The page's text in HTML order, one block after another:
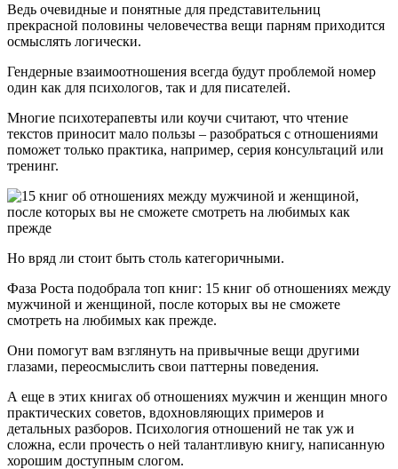
Ведь очевидные и понятные для представительниц
прекрасной половины человечества вещи парням приходится
осмыслять логически.
Гендерные взаимоотношения всегда будут проблемой номер
один как для психологов, так и для писателей.
Многие психотерапевты или коучи считают, что чтение
текстов приносит мало пользы – разобраться с отношениями
поможет только практика, например, серия консультаций или
тренинг.
Но вряд ли стоит быть столь категоричными.
Фаза Роста подобрала топ книг: 15 книг об отношениях между
мужчиной и женщиной, после которых вы не сможете
смотреть на любимых как прежде.
Они помогут вам взглянуть на привычные вещи другими
глазами, переосмыслить свои паттерны поведения.
А еще в этих книгах об отношениях мужчин и женщин много
практических советов, вдохновляющих примеров и
детальных разборов. Психология отношений не так уж и
сложна, если прочесть о ней талантливую книгу, написанную
хорошим доступным слогом.